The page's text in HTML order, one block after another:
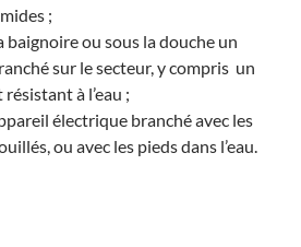
;
baignoire ou sous la douche un
sur le secteur, y compris un
à l’eau ;
électrique branché avec les
ou avec les pieds dans l’eau.